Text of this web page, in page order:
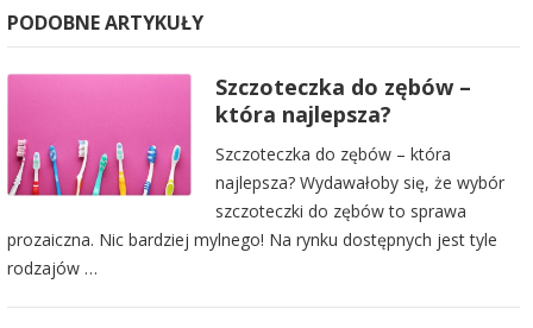
PODOBNE ARTYKUŁY
Szczoteczka do zębów –
która najlepsza?
Szczoteczka do zębów – która
najlepsza? Wydawałoby się, że wybór
szczoteczki do zębów to sprawa
prozaiczna. Nic bardziej mylnego! Na rynku dostępnych jest tyle
rodzajów …